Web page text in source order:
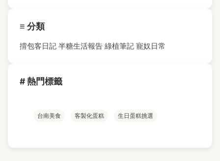
≡ 分類
揹包客日記 半糖生活報告 綠植筆記 寵奴日常
# 熱門標籤
台南美食 客製化蛋糕 生日蛋糕挑選